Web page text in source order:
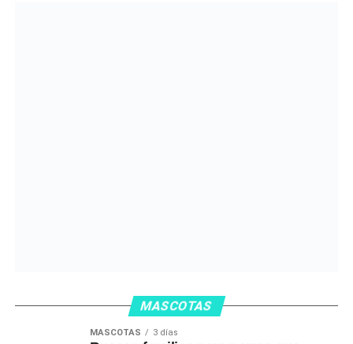
MASCOTAS
MASCOTAS 3 días